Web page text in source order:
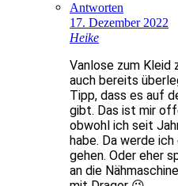
Antworten
17. Dezember 2022
Heike
Vanlose zum Kleid
auch bereits
Tipp, dass es auf
gibt. Das ist mir
obwohl ich seit
habe. Da werde
gehen. Oder eher
an die